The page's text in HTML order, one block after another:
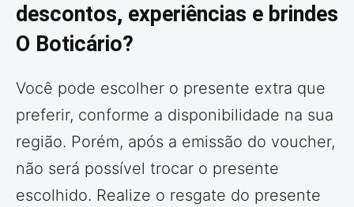
descontos, experiências e brindes
O Boticário?
Você pode escolher o presente extra que
preferir, conforme a disponibilidade na sua
região. Porém, após a emissão do voucher,
não será possível trocar o presente
escolhido. Realize o resgate do presente